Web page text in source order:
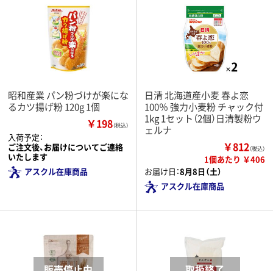
昭和産業 パン粉づけが楽にな
るカツ揚げ粉 120g 1個
￥198（税込）
入荷予定：
ご注文後、お届けについてご連絡
いたします
アスクル在庫商品
日清 北海道産小麦 春よ恋
100％ 強力小麦粉 チャック付
1kg 1セット（2個）日清製粉ウ
ェルナ
￥812（税込）
1個あたり ￥406
お届け日：8月8日（土）
アスクル在庫商品